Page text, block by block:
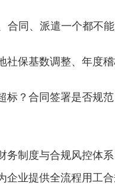
合同、派遣一个都不
社保基数调整、年度稽
标？合同签署是否规
务制度与合规风控体
企业提供全流程用工